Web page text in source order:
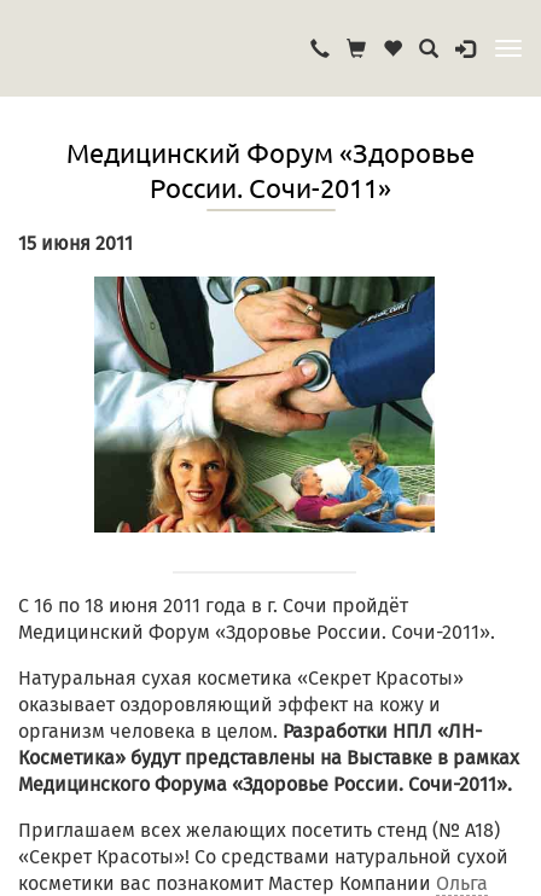
Медицинский Форум «Здоровье
России. Сочи-2011»
15 июня 2011
С 16 по 18 июня 2011 года в г. Сочи пройдёт
Медицинский Форум «Здоровье России. Сочи-2011».
Натуральная сухая косметика «Секрет Красоты»
оказывает оздоровляющий эффект на кожу и
организм человека в целом. Разработки НПЛ «ЛН-
Косметика» будут представлены на Выставке в рамках
Медицинского Форума «Здоровье России. Сочи-2011».
Приглашаем всех желающих посетить стенд (№ А18)
«Секрет Красоты»! Со средствами натуральной сухой
косметики вас познакомит Мастер Компании Ольга